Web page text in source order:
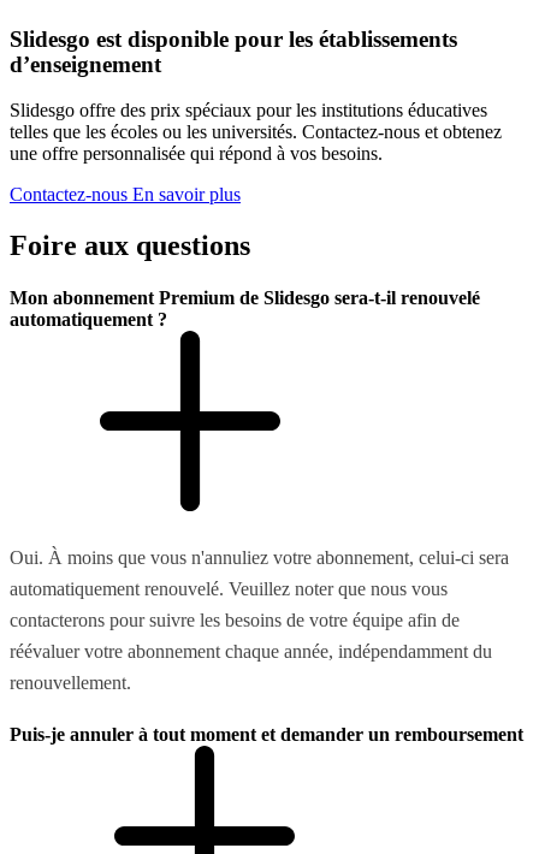
Slidesgo est disponible pour les établissements
d’enseignement
Slidesgo offre des prix spéciaux pour les institutions éducatives
telles que les écoles ou les universités. Contactez-nous et obtenez
une offre personnalisée qui répond à vos besoins.
Contactez-nous En savoir plus
Foire aux questions
Mon abonnement Premium de Slidesgo sera-t-il renouvelé
automatiquement ?
Oui. À moins que vous n'annuliez votre abonnement, celui-ci sera
automatiquement renouvelé. Veuillez noter que nous vous
contacterons pour suivre les besoins de votre équipe afin de
réévaluer votre abonnement chaque année, indépendamment du
renouvellement.
Puis-je annuler à tout moment et demander un remboursement